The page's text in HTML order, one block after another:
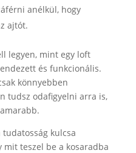
anélkül, hogy
ajtót.
legyen, mint egy loft
és funkcionális.
könnyebben
tudsz odafigyelni arra is,
kulcsa
mit teszel be a kosaradba